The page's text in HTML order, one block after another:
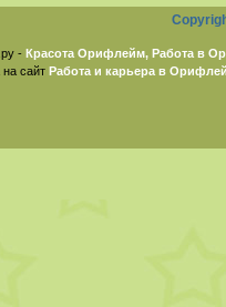
- Красота Орифлейм, Работа в
сайт Работа и карьера в